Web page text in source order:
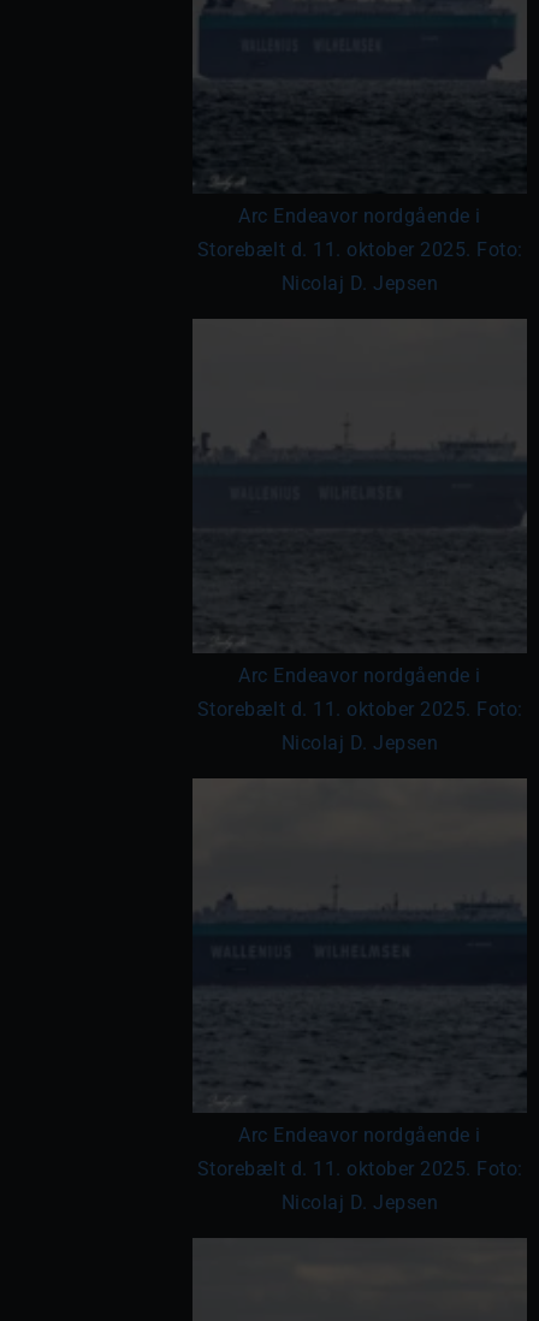
Arc Endeavor nordgående i
Storebælt d. 11. oktober 2025. Foto:
Nicolaj D. Jepsen
Arc Endeavor nordgående i
Storebælt d. 11. oktober 2025. Foto:
Nicolaj D. Jepsen
Arc Endeavor nordgående i
Storebælt d. 11. oktober 2025. Foto:
Nicolaj D. Jepsen